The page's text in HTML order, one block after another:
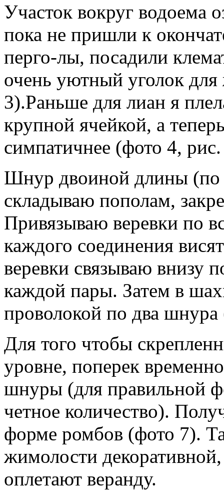
Участок вокруг водоема
пока не пришли к
перго-лы, посадили
очень уютный уголок
3).Раньше для лиан я
крупной ячейкой, а
симпатичнее (фото 4, рис.
Шнур двоиной длины (по
складываю пополам,
Привязываю веревки по
каждого соединения
веревки связываю внизу
каждой пары. Затем в
проволокой по два
Для того чтобы
уровне, поперек
шнуры (для правильной
четное количество).
форме ромбов (фото 7).
жимолости
оплетают веранду.